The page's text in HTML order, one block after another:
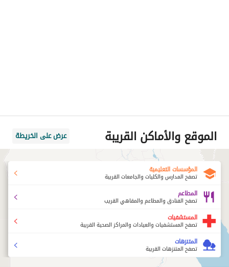
الموقع والأماكن القريبة عرض على الخريطة
المؤسسات التعليمية
تصفح المدارس والكليات والجامعات القريبة
المطاعم
تصفح الفنادق والمطاعم والمقاهي القريب
المستشفيات
تصفح المستشفيات والعيادات والمراكز الصحية القريبة
المتنزهات
تصفح المتنزهات القريبة